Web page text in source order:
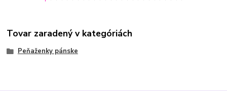
Tovar zaradený v kategóriách
Peňaženky pánske